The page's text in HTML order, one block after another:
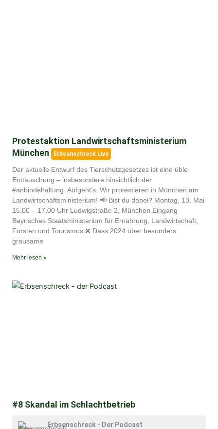
Protestaktion Landwirtschaftsministerium
München
Erbsenschreck Live
Der aktuelle Entwurf des Tierschutzgesetzes ist eine üble
Enttäuschung – insbesondere hinsichtlich der
#anbindehaltung. Aufgeht’s: Wir protestieren in München am
Landwirtschaftsministerium! 📢 Bist du dabei? Montag, 13. Mai
15.00 – 17.00 Uhr Ludwigstraße 2, München Eingang
Bayrisches Staatsministerium für Ernährung, Landwirtschaft,
Forsten und Tourismus ❌ Dass 2024 über besonders
grausame
Mehr lesen »
#8 Skandal im Schlachtbetrieb
Erbsenschreck - Der Podcast